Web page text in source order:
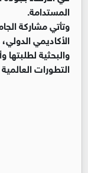
المستدامة.
وتأتي مشاركة
الأكاديمي
والبحثية لطلبتها
التطورات